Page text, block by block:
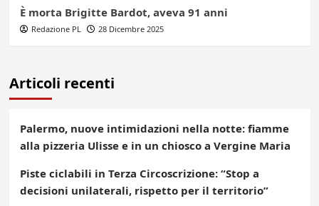
È morta Brigitte Bardot, aveva 91 anni
Redazione PL 28 Dicembre 2025
Articoli recenti
Palermo, nuove intimidazioni nella notte: fiamme
alla pizzeria Ulisse e in un chiosco a Vergine Maria
Piste ciclabili in Terza Circoscrizione: “Stop a
decisioni unilaterali, rispetto per il territorio”